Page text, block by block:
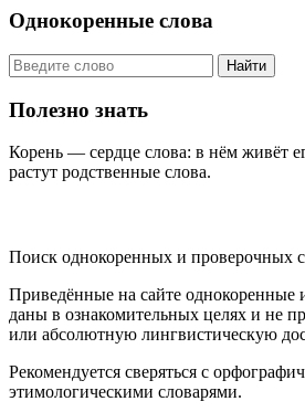
Однокоренные слова
Найти
Полезно знать
Корень — сердце слова: в нём живёт
растут родственные слова.
Поиск однокоренных и проверочных
Приведённые на сайте однокоренные
даны в ознакомительных целях и не
или абсолютную лингвистическую
Рекомендуется сверяться с
этимологическими словарями.